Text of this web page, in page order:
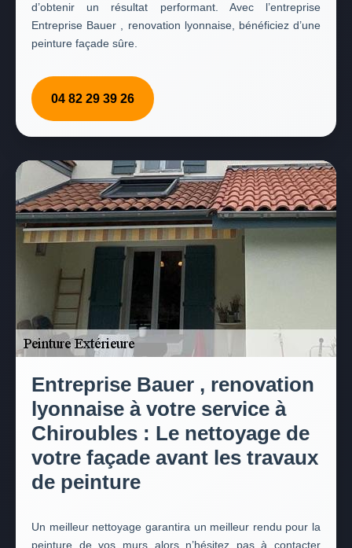
d’obtenir un résultat performant. Avec l’entreprise
Entreprise Bauer , renovation lyonnaise, bénéficiez d’une
peinture façade sûre.
04 82 29 39 26
Entreprise Bauer , renovation
lyonnaise à votre service à
Chiroubles : Le nettoyage de
votre façade avant les travaux
de peinture
Un meilleur nettoyage garantira un meilleur rendu pour la
peinture de vos murs alors n’hésitez pas à contacter